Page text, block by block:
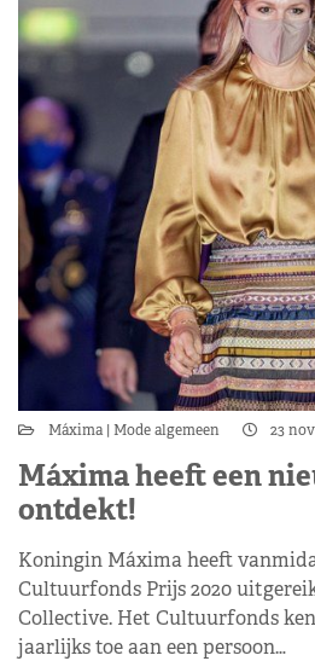
Máxima Mode algemeen 23
Máxima heeft een
ontdekt!
Koningin Máxima heeft
Cultuurfonds Prijs 2020
Collective. Het Cultuurfonds
jaarlijks toe aan een persoon…